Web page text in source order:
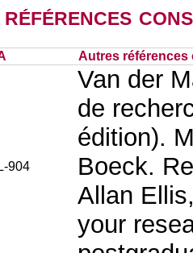
Autres références
904
Van der
de
édition).
Boeck.
Allan
your